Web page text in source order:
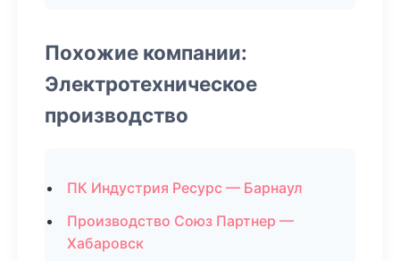
Похожие компании:
Электротехническое
производство
ПК Индустрия Ресурс — Барнаул
Производство Союз Партнер —
Хабаровск